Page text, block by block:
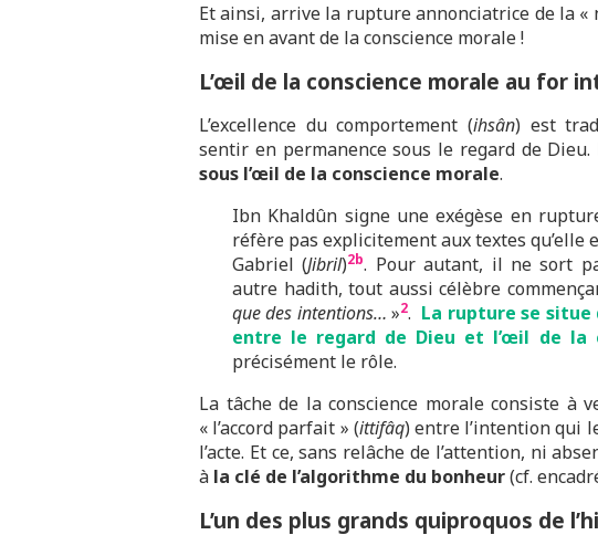
Et ainsi, arrive la rupture annonciatrice de la «
mise en avant de la conscience morale !
L’œil de la conscience morale au for
L’excellence du comportement (ihsân) est
sentir en permanence sous le regard de
sous l’œil de la conscience morale.
Ibn Khaldûn signe une exégèse en
réfère pas explicitement aux textes qu’elle
Gabriel (Jibril)2b. Pour autant, il ne sort
autre hadith, tout aussi célèbre
que des intentions… »2. La rupture se situe
entre le regard de Dieu et l’œil de la
précisément le rôle.
La tâche de la conscience morale consiste à
« l’accord parfait » (ittifâq) entre l’intention qui
l’acte. Et ce, sans relâche de l’attention, ni
à la clé de l’algorithme du bonheur(cf.
L’un des plus grands quiproquos de